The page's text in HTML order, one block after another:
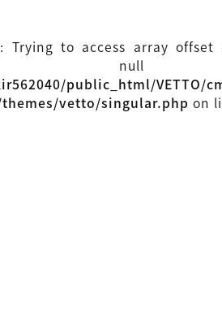
: Trying to access array
public_html/VETTO/
vetto/singular.php on